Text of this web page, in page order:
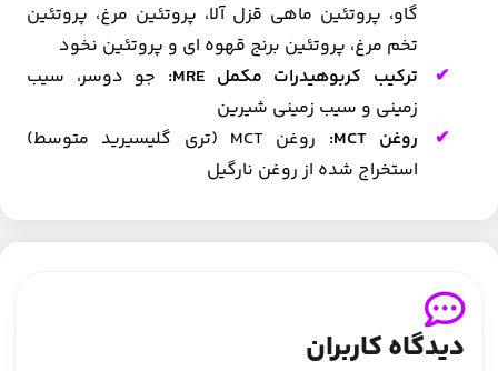
گاو، پروتئین ماهی قزل آلا، پروتئین مرغ، پروتئین
تخم مرغ، پروتئین برنج قهوه ای و پروتئین نخود
ترکیب کربوهیدرات مکمل MRE:
جو دوسر، سیب
زمینی و سیب زمینی شیرین
روغن MCT:
روغن MCT (تری گلیسیرید متوسط)
استخراج شده از روغن نارگیل
دیدگاه کاربران